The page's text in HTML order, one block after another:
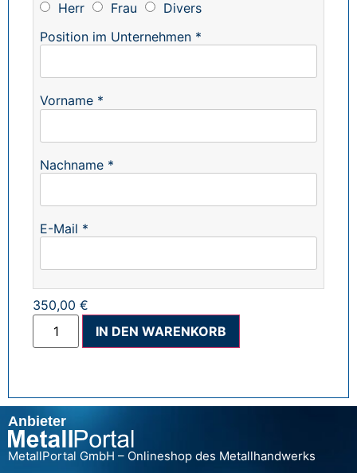
Herr
Frau
Divers
Position im Unternehmen *
Vorname *
Nachname *
E-Mail *
350,00 €
IN DEN WARENKORB
Anbieter
MetallPortal GmbH – Onlineshop des Metallhandwerks